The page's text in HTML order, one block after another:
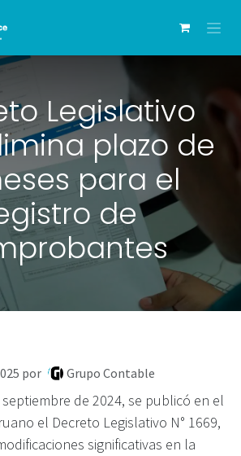
Legislativo
plazo de
para el
de
por Grupo Contable
de 2024, se publicó en el
el Decreto Legislativo N° 1669,
significativas en la